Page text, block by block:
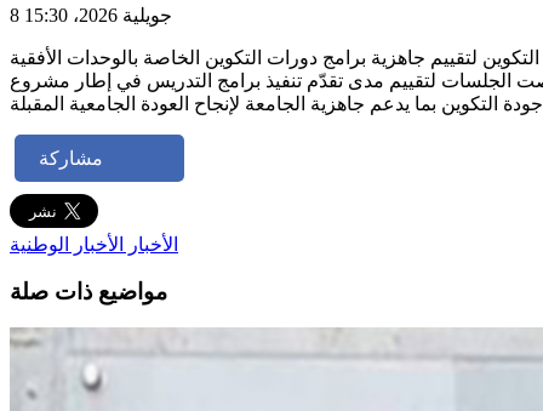
8 جويلية 2026، 15:30
مشاركة
الأخبار الأخبار الوطنية
مواضيع ذات صلة